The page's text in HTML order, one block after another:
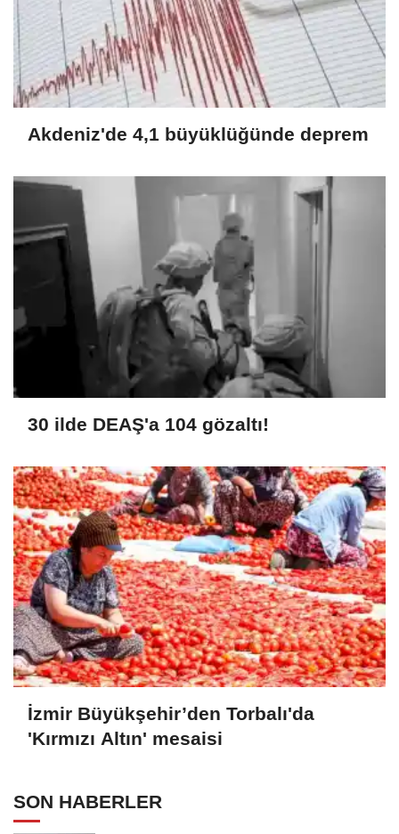
Akdeniz'de 4,1 büyüklüğünde deprem
30 ilde DEAŞ'a 104 gözaltı!
İzmir Büyükşehir’den Torbalı'da
'Kırmızı Altın' mesaisi
SON HABERLER